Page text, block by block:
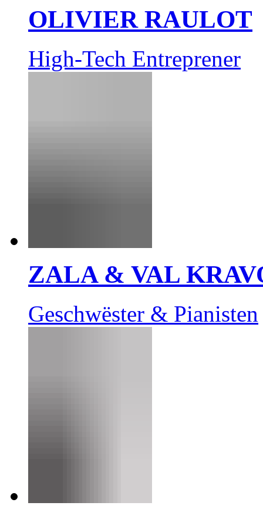
OLIVIER RAULOT
High-Tech Entreprener
ZALA & VAL
Geschwëster & Pianisten